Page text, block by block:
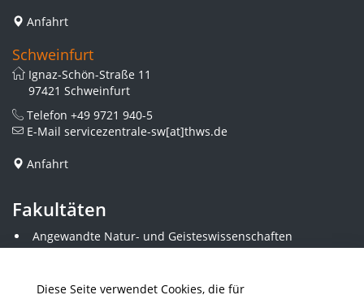
Diese Seite verwendet Cookies, die für
Anfahrt
Schweinfurt
Ignaz-Schön-Straße 11
97421 Schweinfurt
Telefon +49 9721 940-5
E-Mail servicezentrale-sw[at]thws.de
Anfahrt
Fakultäten
Angewandte Natur- und Geisteswissenschaften
Angewandte Sozialwissenschaften
Elektrotechnik